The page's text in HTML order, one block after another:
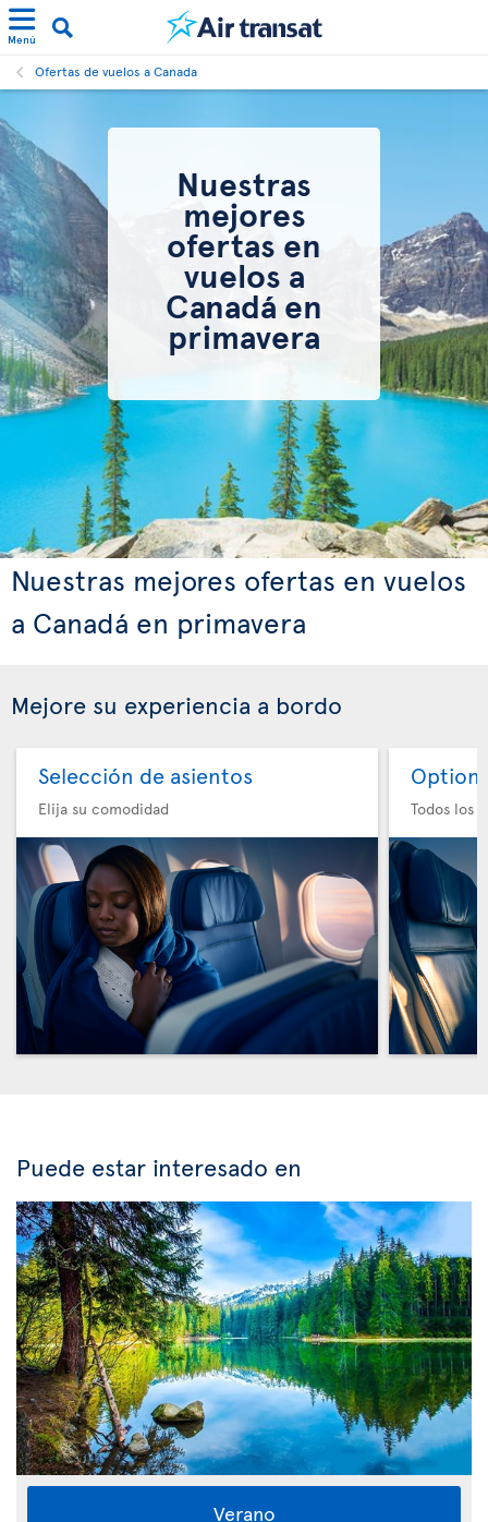
Menú
Ofertas de vuelos a Canada
Nuestras
mejores
ofertas en
vuelos a
Canadá en
primavera
Nuestras mejores ofertas en vuelos
a Canadá en primavera
Mejore su experiencia a bordo
Selección de asientos
Elija su comodidad
Option
Todos los
Puede estar interesado en
Verano